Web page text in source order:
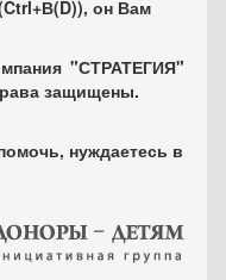
он Вам
"СТРАТЕГИЯ"
защищены.
нуждаетесь в